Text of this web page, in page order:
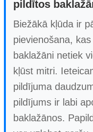
pildītos
Biežākā kļūda ir
pievienošana,
baklažāni netiek
kļūst mitri.
pildījuma
pildījums ir labi
baklažānos.